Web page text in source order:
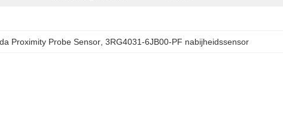
Proximity Probe Sensor 3RG4031-6JB00-PF nabijheidssensor